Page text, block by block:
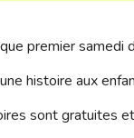
premier samedi
histoire aux
sont gratuites